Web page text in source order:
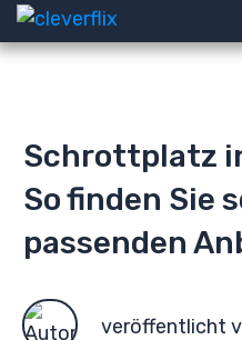
Schrottplatz
So finden Sie
passenden
veröffentlicht